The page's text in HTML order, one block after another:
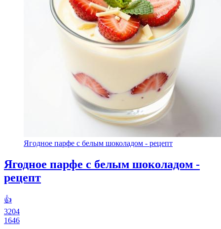
Ягодное парфе с белым шоколадом - рецепт
Ягодное парфе с белым шоколадом -
рецепт
👍
3204
1646